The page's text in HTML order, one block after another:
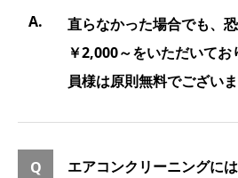
直らなかった場合でも、
￥2,000～をいただいて
員様は原則無料でございま
エアコンクリーニングに